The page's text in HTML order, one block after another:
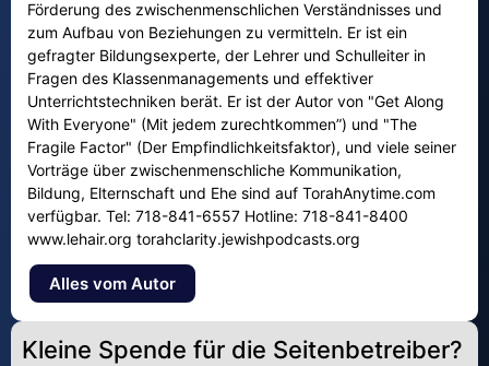
Förderung des zwischenmenschlichen Verständnisses und
zum Aufbau von Beziehungen zu vermitteln. Er ist ein
gefragter Bildungsexperte, der Lehrer und Schulleiter in
Fragen des Klassenmanagements und effektiver
Unterrichtstechniken berät. Er ist der Autor von "Get Along
With Everyone" (Mit jedem zurechtkommen”) und "The
Fragile Factor" (Der Empfindlichkeitsfaktor), und viele seiner
Vorträge über zwischenmenschliche Kommunikation,
Bildung, Elternschaft und Ehe sind auf TorahAnytime.com
verfügbar. Tel: 718-841-6557 Hotline: 718-841-8400
www.lehair.org torahclarity.jewishpodcasts.org
Alles vom Autor
Kleine Spende für die Seitenbetreiber?